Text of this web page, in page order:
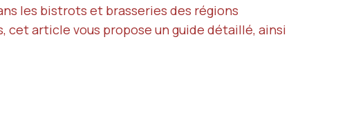
les bistrots et brasseries des régions
cet article vous propose un guide détaillé, ainsi